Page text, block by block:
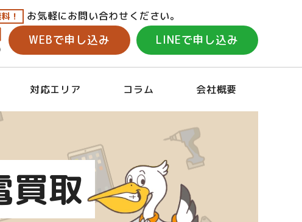
！ お気軽にお問い合わせください。
WEBで申し込み LINEで申し込み
対応エリア コラム 会社概要
買取